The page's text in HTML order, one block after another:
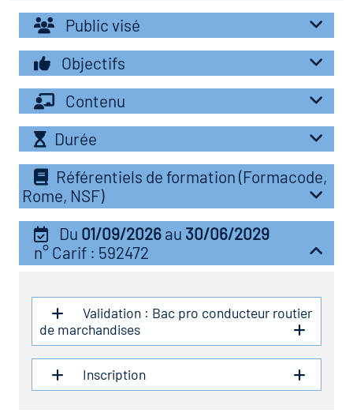
les métiers
clés métiers et
lieu d'information ou
des métiers en
de l'Economie
Solidaire (ESS)
du secteur sanitaire
de l'Industrie
emploi-formation
des transitions
Public visé
Objectifs
Contenu
Durée
Référentiels de formation (Formacode,
Rome, NSF)
Du 01/09/2026 au 30/06/2029
n° Carif : 592472
Validation : Bac pro conducteur routier
de marchandises
Inscription